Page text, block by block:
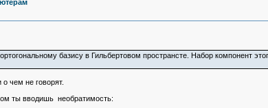
базису в Гильбертовом пространсте. Набор компонент
чем не говорят.
ты вводишь необратимость: